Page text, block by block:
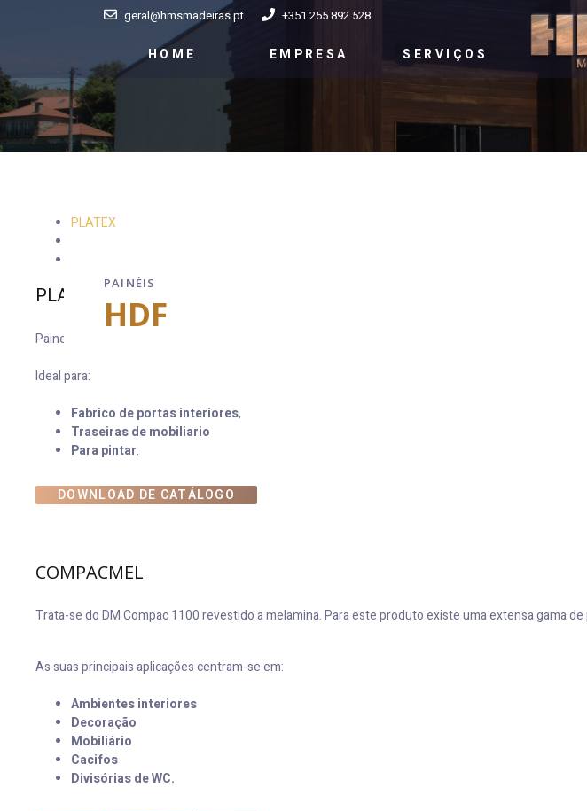
geral@hmsmadeiras.pt +351 255 892 528
HOME EMPRESA SERVIÇOS
PAINÉIS
HDF
PLATEX
PLATEX
Painel de fibras de madeira, produzido em processo húmido. Possui grande resistência à
Ideal para:
Fabrico de portas interiores,
Traseiras de mobiliario
Para pintar.
DOWNLOAD DE CATÁLOGO
COMPACMEL
Trata-se do DM Compac 1100 revestido a melamina. Para este produto existe uma extensa gama
As suas principais aplicações centram-se em:
Ambientes interiores
Decoração
Mobiliário
Cacifos
Divisórias de WC.